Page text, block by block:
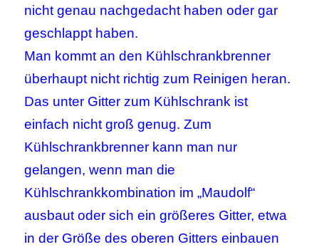
nicht genau nachgedacht haben oder gar
geschlappt haben.
Man kommt an den Kühlschrankbrenner
überhaupt nicht richtig zum Reinigen heran.
Das unter Gitter zum Kühlschrank ist
einfach nicht groß genug. Zum
Kühlschrankbrenner kann man nur
gelangen, wenn man die
Kühlschrankkombination im „Maudolf“
ausbaut oder sich ein größeres Gitter, etwa
in der Größe des oberen Gitters einbauen